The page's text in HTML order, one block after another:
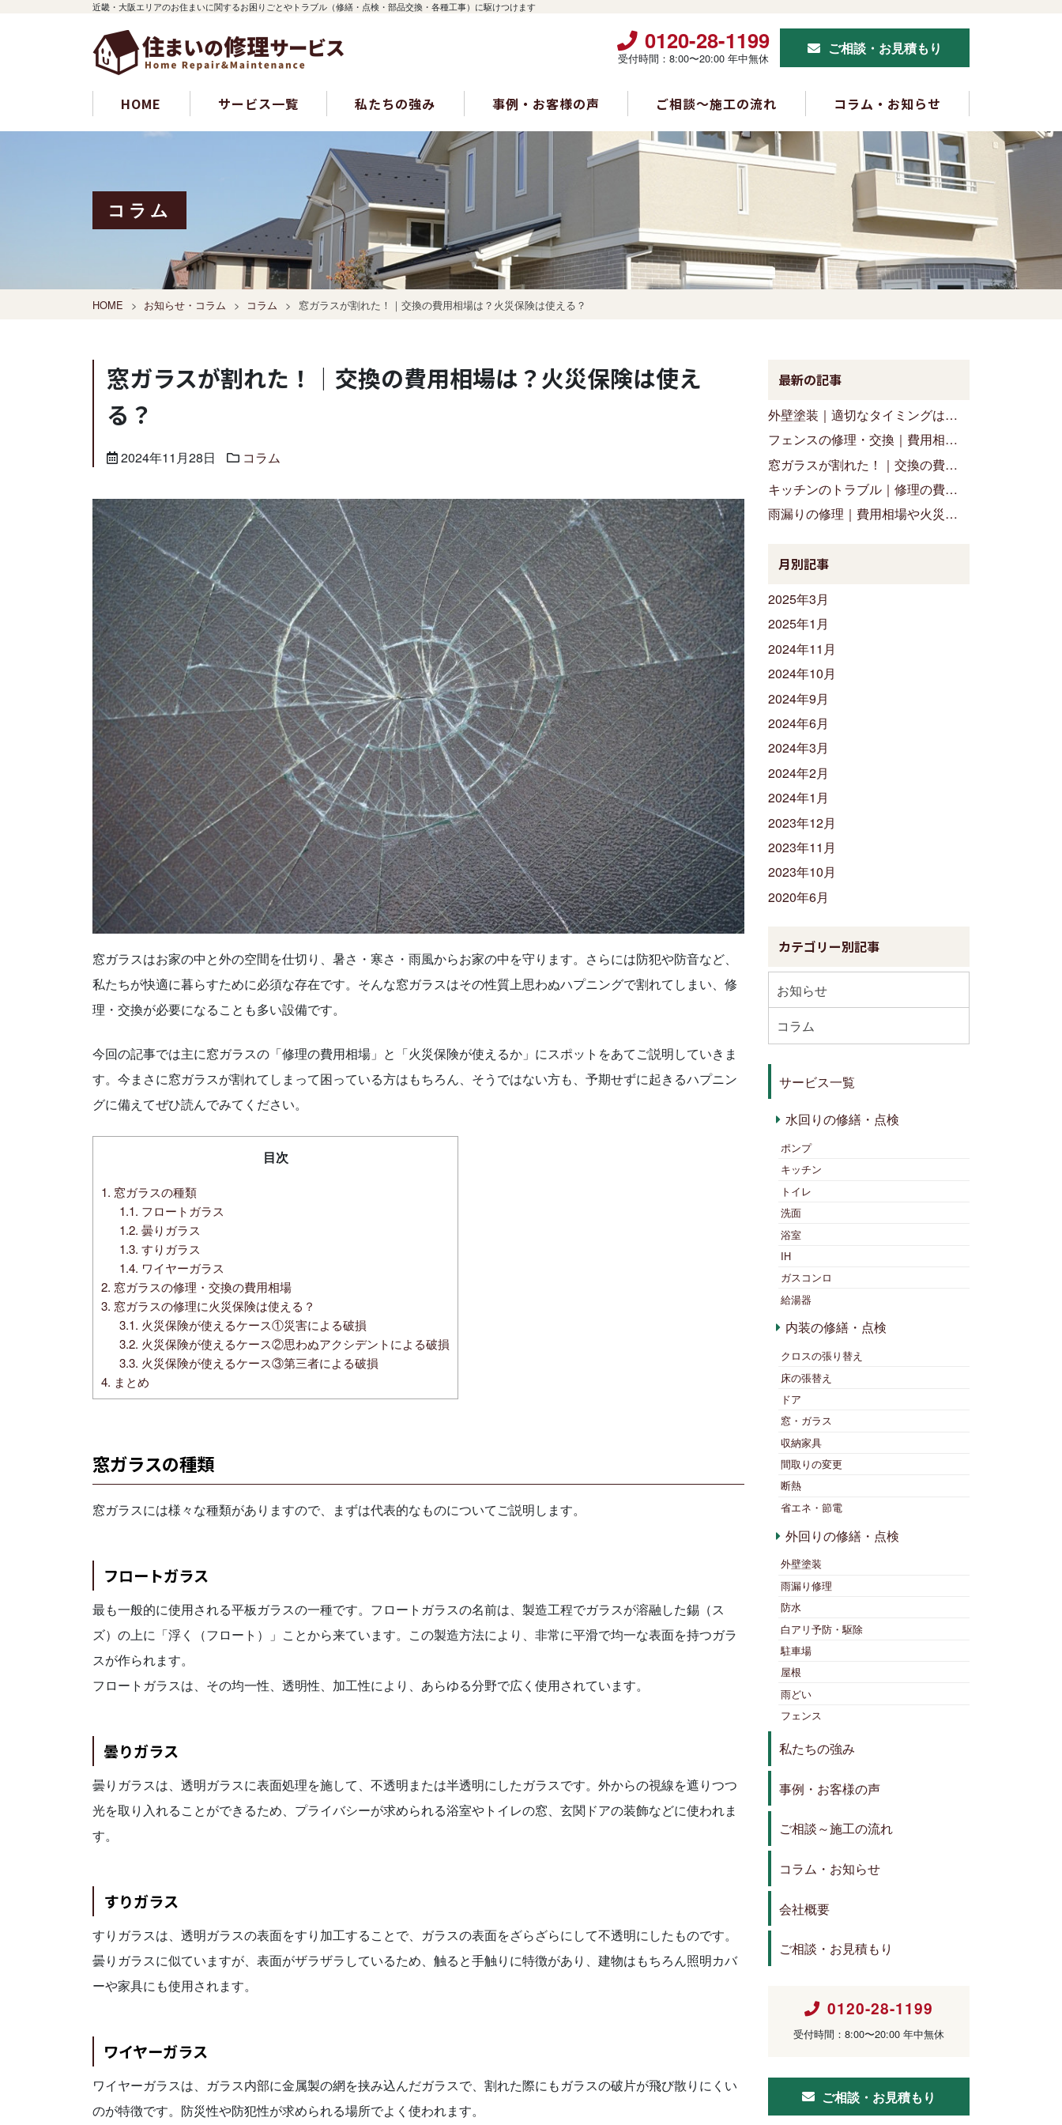
近畿・大阪エリアのお住まいに関するお困りごとやトラブル（修繕・点検・部品交換・各種工事）に駆けつけます
0120-28-1199
受付時間：8:00〜20:00 年中無休
ご相談・お見積もり
HOME サービス一覧 私たちの強み 事例・お客様の声 ご相談～施工の流れ コラム・お知らせ
コラム
HOME お知らせ・コラム コラム 窓ガラスが割れた！｜交換の費用相場は？火災保険は使える？
窓ガラスが割れた！｜交換の費用相場は？火災保険は使え
る？
2024年11月28日 コラム
窓ガラスはお家の中と外の空間を仕切り、暑さ・寒さ・雨風からお家の中を守ります。さらには防犯や防音など、
私たちが快適に暮らすために必須な存在です。そんな窓ガラスはその性質上思わぬハプニングで割れてしまい、修
理・交換が必要になることも多い設備です。
今回の記事では主に窓ガラスの「修理の費用相場」と「火災保険が使えるか」にスポットをあてご説明していきま
す。今まさに窓ガラスが割れてしまって困っている方はもちろん、そうではない方も、予期せずに起きるハプニン
グに備えてぜひ読んでみてください。
目次
1. 窓ガラスの種類
1.1. フロートガラス
1.2. 曇りガラス
1.3. すりガラス
1.4. ワイヤーガラス
2. 窓ガラスの修理・交換の費用相場
3. 窓ガラスの修理に火災保険は使える？
3.1. 火災保険が使えるケース①災害による破損
3.2. 火災保険が使えるケース②思わぬアクシデントによる破損
3.3. 火災保険が使えるケース③第三者による破損
4. まとめ
窓ガラスの種類
窓ガラスには様々な種類がありますので、まずは代表的なものについてご説明します。
フロートガラス
最も一般的に使用される平板ガラスの一種です。フロートガラスの名前は、製造工程でガラスが溶融した錫（ス
ズ）の上に「浮く（フロート）」ことから来ています。この製造方法により、非常に平滑で均一な表面を持つガラ
スが作られます。
フロートガラスは、その均一性、透明性、加工性により、あらゆる分野で広く使用されています。
曇りガラス
曇りガラスは、透明ガラスに表面処理を施して、不透明または半透明にしたガラスです。外からの視線を遮りつつ
光を取り入れることができるため、プライバシーが求められる浴室やトイレの窓、玄関ドアの装飾などに使われま
す。
すりガラス
すりガラスは、透明ガラスの表面をすり加工することで、ガラスの表面をざらざらにして不透明にしたものです。
曇りガラスに似ていますが、表面がザラザラしているため、触ると手触りに特徴があり、建物はもちろん照明カバ
ーや家具にも使用されます。
ワイヤーガラス
ワイヤーガラスは、ガラス内部に金属製の網を挟み込んだガラスで、割れた際にもガラスの破片が飛び散りにくい
のが特徴です。防災性や防犯性が求められる場所でよく使われます。
最新の記事
外壁塗装｜適切なタイミングは？火災保険は使えるの？
フェンスの修理・交換｜費用相場や火災保険についてご紹介します
窓ガラスが割れた！｜交換の費用相場は？火災保険は使える？
キッチンのトラブル｜修理の費用相場や火災保険についてのまとめ
雨漏りの修理｜費用相場や火災保険についてお答えします
月別記事
2025年3月
2025年1月
2024年11月
2024年10月
2024年9月
2024年6月
2024年3月
2024年2月
2024年1月
2023年12月
2023年11月
2023年10月
2020年6月
カテゴリー別記事
お知らせ
コラム
サービス一覧
水回りの修繕・点検
ポンプ
キッチン
トイレ
洗面
浴室
IH
ガスコンロ
給湯器
内装の修繕・点検
クロスの張り替え
床の張替え
ドア
窓・ガラス
収納家具
間取りの変更
断熱
省エネ・節電
外回りの修繕・点検
外壁塗装
雨漏り修理
防水
白アリ予防・駆除
駐車場
屋根
雨どい
フェンス
私たちの強み
事例・お客様の声
ご相談～施工の流れ
コラム・お知らせ
会社概要
ご相談・お見積もり
0120-28-1199
受付時間：8:00〜20:00 年中無休
ご相談・お見積もり